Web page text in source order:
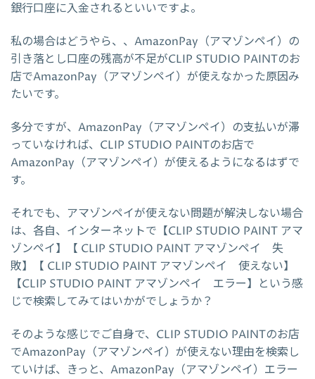
銀行口座に入金されるといいですよ。
私の場合はどうやら、、AmazonPay（アマゾンペイ）の
引き落とし口座の残高が不足がCLIP STUDIO PAINTのお
店でAmazonPay（アマゾンペイ）が使えなかった原因み
たいです。
多分ですが、AmazonPay（アマゾンペイ）の支払いが滞
っていなければ、CLIP STUDIO PAINTのお店で
AmazonPay（アマゾンペイ）が使えるようになるはずで
す。
それでも、アマゾンペイが使えない問題が解決しない場合
は、各自、インターネットで【CLIP STUDIO PAINT アマ
ゾンペイ】【 CLIP STUDIO PAINT アマゾンペイ 失
敗】【 CLIP STUDIO PAINT アマゾンペイ 使えない】
【CLIP STUDIO PAINT アマゾンペイ エラー】という感
じで検索してみてはいかがでしょうか？
そのような感じでご自身で、CLIP STUDIO PAINTのお店
でAmazonPay（アマゾンペイ）が使えない理由を検索し
ていけば、きっと、AmazonPay（アマゾンペイ）エラー